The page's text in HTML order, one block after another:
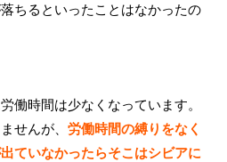
ちるといったことはなかったの
働時間は少なくなっています。
せんが、労働時間の縛りをなく
ていなかったらそこはシビアに